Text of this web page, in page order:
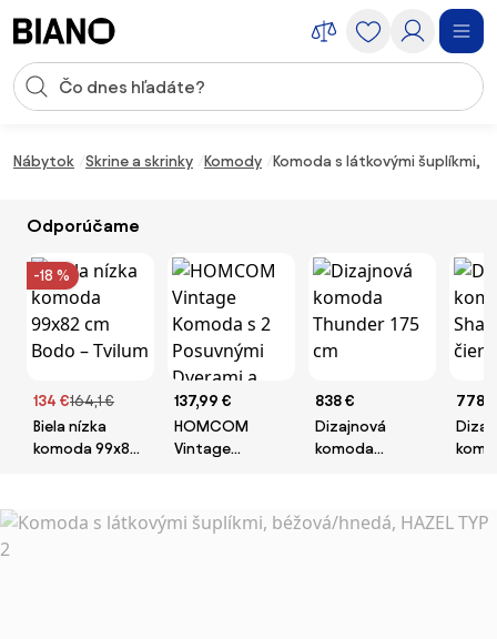
Vstup pre vyhľadávanie
Nábytok Skrine a skrinky Komody Komoda s látkovými šuplíkmi,
Odporúčame
-18 %
134 €164,1 €
Biela nízka
komoda 99x82
137,99 €
HOMCOM
Vintage
Dverami a
Priestorom pre
838 €
Dizajnová
komoda
778 €